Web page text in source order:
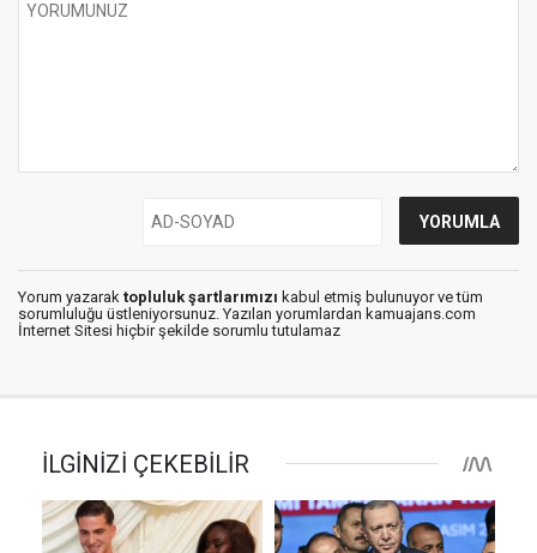
Yorum yazarak topluluk şartlarımızı kabul etmiş bulunuyor ve tüm
sorumluluğu üstleniyorsunuz. Yazılan yorumlardan kamuajans.com
İnternet Sitesi hiçbir şekilde sorumlu tutulamaz